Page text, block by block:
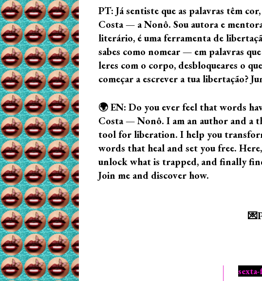
PT: Já sentiste que as palavras têm
Costa — a Nonô. Sou autora e
literário, é uma ferramenta de
sabes como nomear — em palavras
leres com o corpo, desbloqueares o
começar a escrever a tua libertação?
🌍 EN: Do you ever feel that words
Costa — Nonô. I am an author and a
tool for liberation. I help you
words that heal and set you free.
unlock what is trapped, and finally
Join me and discover how.